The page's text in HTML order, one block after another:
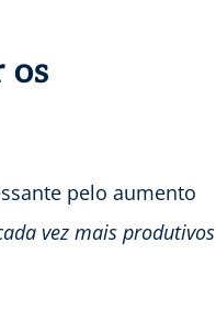
os
pelo aumento
vez mais produtivos